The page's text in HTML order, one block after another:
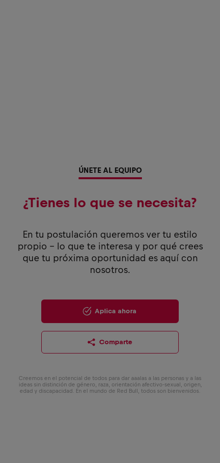
ÚNETE AL EQUIPO
¿Tienes lo que se necesita?
En tu postulación queremos ver tu estilo
propio - lo que te interesa y por qué crees
que tu próxima oportunidad es aquí con
nosotros.
Aplica ahora
Comparte
Creemos en el potencial de todos para dar aaalas a las personas y a las
ideas sin distinción de género, raza, orientación afectivo-sexual, origen,
edad y discapacidad. En el mundo de Red Bull, todos son bienvenidos.